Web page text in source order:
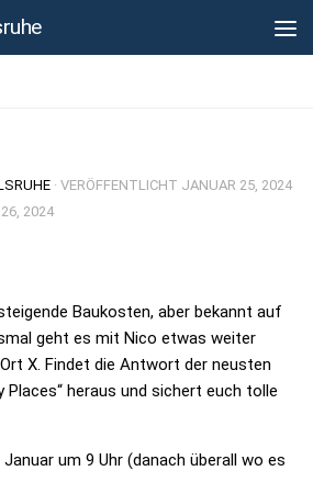
· VERÖFFENTLICHT JANUAR 25, 2024
2024
Baukosten, aber bekannt auf
geht es mit Nico etwas weiter
X. Findet die Antwort der neusten
Places“ heraus und sichert euch tolle
um 9 Uhr (danach überall wo es